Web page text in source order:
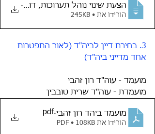
הצעת שינוי נוהל תערוכות, דוחות
.
הורידו את • 245KB
3. בחירת דיין לביה"ד (לאור התפטרות
אחד מדייני ביה"ד)
מועמד - עוה"ד רון זהבי
מועמדת - עוה"ד שרית טובבין
מועמד ביהד רון זהבי.pdf
הורידו את PDF • 108KB